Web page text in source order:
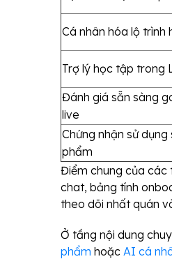
Cá nhân hóa lộ trình
Trợ lý học tập trong
Đánh giá sẵn sàng
live
Chứng nhận sử dụng
phẩm
Điểm chung của các
chat, bảng tính
theo dõi nhất quán
Ở tầng nội dung
phẩm hoặc AI cá